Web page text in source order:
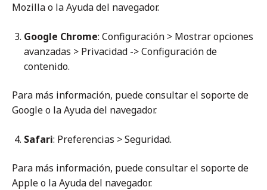
Mozilla o la Ayuda del navegador.
Google Chrome: Configuración > Mostrar opciones
avanzadas > Privacidad -> Configuración de
contenido.
Para más información, puede consultar el soporte de
Google o la Ayuda del navegador.
Safari: Preferencias > Seguridad.
Para más información, puede consultar el soporte de
Apple o la Ayuda del navegador.